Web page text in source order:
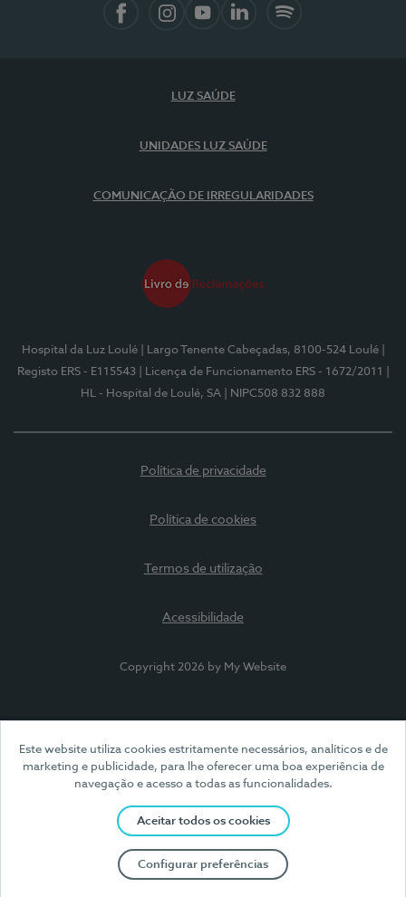
Este website utiliza cookies estritamente necessários, analíticos e de
marketing e publicidade, para lhe oferecer uma boa experiência de
navegação e acesso a todas as funcionalidades.
Aceitar todos os cookies
Configurar preferências
LUZ SAÚDE
UNIDADES LUZ SAÚDE
COMUNICAÇÃO DE IRREGULARIDADES
Hospital da Luz Loulé | Largo Tenente Cabeçadas, 8100-524 Loulé
Registo ERS - E115543
| Licença de Funcionamento ERS - 1672/2011
HL - Hospital de Loulé, SA
| NIPC508 832 888
Política de privacidade
Política de cookies
Termos de utilização
Acessibilidade
Copyright 2026 by My Website